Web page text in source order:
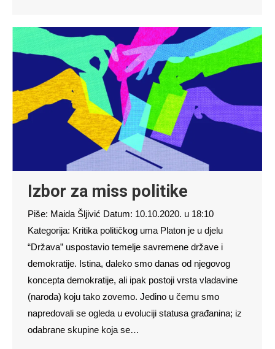
Izbor za miss politike
Piše: Maida Šljivić Datum: 10.10.2020. u 18:10
Kategorija: Kritika političkog uma Platon je u djelu
“Država” uspostavio temelje savremene države i
demokratije. Istina, daleko smo danas od njegovog
koncepta demokratije, ali ipak postoji vrsta vladavine
(naroda) koju tako zovemo. Jedino u čemu smo
napredovali se ogleda u evoluciji statusa građanina; iz
odabrane skupine koja se…